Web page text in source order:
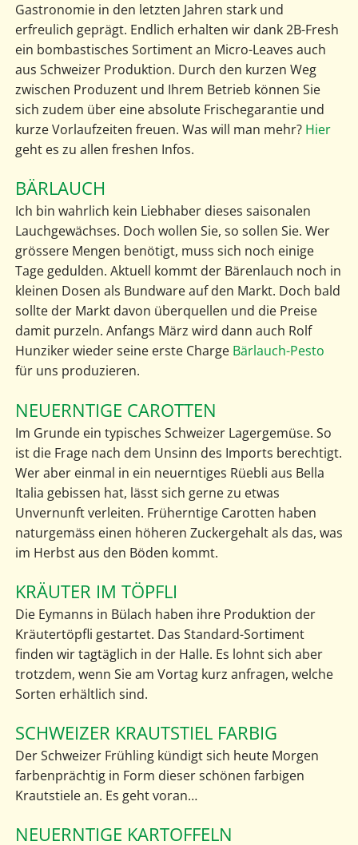
Gastronomie in den letzten Jahren stark und
erfreulich geprägt. Endlich erhalten wir dank 2B-Fresh
ein bombastisches Sortiment an Micro-Leaves auch
aus Schweizer Produktion. Durch den kurzen Weg
zwischen Produzent und Ihrem Betrieb können Sie
sich zudem über eine absolute Frischegarantie und
kurze Vorlaufzeiten freuen. Was will man mehr? Hier
geht es zu allen freshen Infos.
BÄRLAUCH
Ich bin wahrlich kein Liebhaber dieses saisonalen
Lauchgewächses. Doch wollen Sie, so sollen Sie. Wer
grössere Mengen benötigt, muss sich noch einige
Tage gedulden. Aktuell kommt der Bärenlauch noch in
kleinen Dosen als Bundware auf den Markt. Doch bald
sollte der Markt davon überquellen und die Preise
damit purzeln. Anfangs März wird dann auch Rolf
Hunziker wieder seine erste Charge Bärlauch-Pesto
für uns produzieren.
NEUERNTIGE CAROTTEN
Im Grunde ein typisches Schweizer Lagergemüse. So
ist die Frage nach dem Unsinn des Imports berechtigt.
Wer aber einmal in ein neuerntiges Rüebli aus Bella
Italia gebissen hat, lässt sich gerne zu etwas
Unvernunft verleiten. Früherntige Carotten haben
naturgemäss einen höheren Zuckergehalt als das, was
im Herbst aus den Böden kommt.
KRÄUTER IM TÖPFLI
Die Eymanns in Bülach haben ihre Produktion der
Kräutertöpfli gestartet. Das Standard-Sortiment
finden wir tagtäglich in der Halle. Es lohnt sich aber
trotzdem, wenn Sie am Vortag kurz anfragen, welche
Sorten erhältlich sind.
SCHWEIZER KRAUTSTIEL FARBIG
Der Schweizer Frühling kündigt sich heute Morgen
farbenprächtig in Form dieser schönen farbigen
Krautstiele an. Es geht voran…
NEUERNTIGE KARTOFFELN